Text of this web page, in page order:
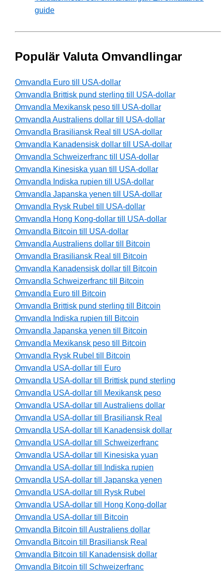
guide
Populär Valuta Omvandlingar
Omvandla Euro till USA-dollar
Omvandla Brittisk pund sterling till USA-dollar
Omvandla Mexikansk peso till USA-dollar
Omvandla Australiens dollar till USA-dollar
Omvandla Brasiliansk Real till USA-dollar
Omvandla Kanadensisk dollar till USA-dollar
Omvandla Schweizerfranc till USA-dollar
Omvandla Kinesiska yuan till USA-dollar
Omvandla Indiska rupien till USA-dollar
Omvandla Japanska yenen till USA-dollar
Omvandla Rysk Rubel till USA-dollar
Omvandla Hong Kong-dollar till USA-dollar
Omvandla Bitcoin till USA-dollar
Omvandla Australiens dollar till Bitcoin
Omvandla Brasiliansk Real till Bitcoin
Omvandla Kanadensisk dollar till Bitcoin
Omvandla Schweizerfranc till Bitcoin
Omvandla Euro till Bitcoin
Omvandla Brittisk pund sterling till Bitcoin
Omvandla Indiska rupien till Bitcoin
Omvandla Japanska yenen till Bitcoin
Omvandla Mexikansk peso till Bitcoin
Omvandla Rysk Rubel till Bitcoin
Omvandla USA-dollar till Euro
Omvandla USA-dollar till Brittisk pund sterling
Omvandla USA-dollar till Mexikansk peso
Omvandla USA-dollar till Australiens dollar
Omvandla USA-dollar till Brasiliansk Real
Omvandla USA-dollar till Kanadensisk dollar
Omvandla USA-dollar till Schweizerfranc
Omvandla USA-dollar till Kinesiska yuan
Omvandla USA-dollar till Indiska rupien
Omvandla USA-dollar till Japanska yenen
Omvandla USA-dollar till Rysk Rubel
Omvandla USA-dollar till Hong Kong-dollar
Omvandla USA-dollar till Bitcoin
Omvandla Bitcoin till Australiens dollar
Omvandla Bitcoin till Brasiliansk Real
Omvandla Bitcoin till Kanadensisk dollar
Omvandla Bitcoin till Schweizerfranc